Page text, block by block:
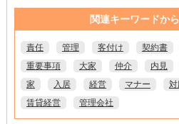
関連キーワードか
責任 管理 客付け 契約書
重要事項
大家 仲介 内見
家
入居 経営 マナー
賃貸経営
管理会社